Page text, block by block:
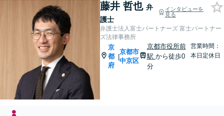
藤井 哲也 弁
護士
インタビューを
見る
弁護士法人富士パートナーズ 富士パートナー
ズ法律事務所
京
都
府
|
京都市
中京区
京都市役所前
駅 から徒歩0
分
営業時間：
本日定休日